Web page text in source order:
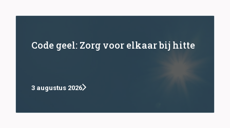
Code geel: Zorg voor elkaar bij hitte
3 augustus 2026